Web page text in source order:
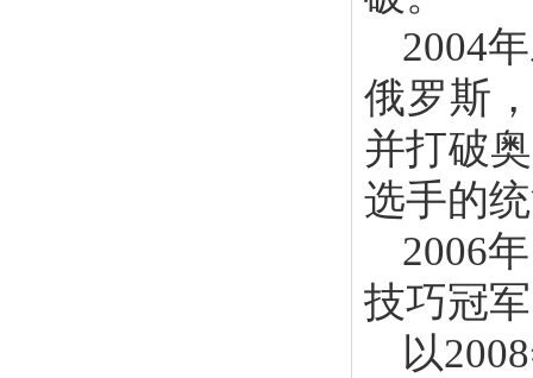
2004
俄罗斯
并打破
选手的
2006
技巧冠
以